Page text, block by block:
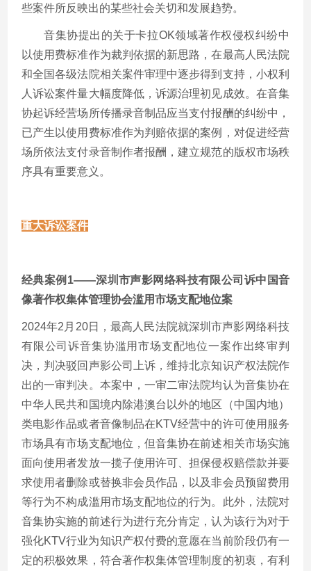
些案件所反映出的某些社会关切和发展趋势。
音集协提出的关于卡拉OK领域著作权侵权纠纷中
以使用费标准作为裁判依据的新思路，在最高人民法院
和全国各级法院相关案件审理中逐步得到支持，小权利
人诉讼案件量大幅度降低，诉源治理初见成效。在音集
协起诉经营场所传播录音制品应当支付报酬的纠纷中，
已产生以使用费标准作为判赔依据的案例，对促进经营
场所依法支付录音制作者报酬，建立规范的版权市场秩
序具有重要意义。
重大诉讼案件
经典案例1——深圳市声影网络科技有限公司诉中国音
像著作权集体管理协会滥用市场支配地位案
2024年2月20日，最高人民法院就深圳市声影网络科技
有限公司诉音集协滥用市场支配地位一案作出终审判
决，判决驳回声影公司上诉，维持北京知识产权法院作
出的一审判决。本案中，一审二审法院均认为音集协在
中华人民共和国境内除港澳台以外的地区（中国内地）
类电影作品或者音像制品在KTV经营中的许可使用服务
市场具有市场支配地位，但音集协在前述相关市场实施
面向使用者发放一揽子使用许可、担保侵权赔偿款并要
求使用者删除或替换非会员作品，以及非会员预留费用
等行为不构成滥用市场支配地位的行为。此外，法院对
音集协实施的前述行为进行充分肯定，认为该行为对于
强化KTV行业为知识产权付费的意愿在当前阶段仍有一
定的积极效果，符合著作权集体管理制度的初衷，有利